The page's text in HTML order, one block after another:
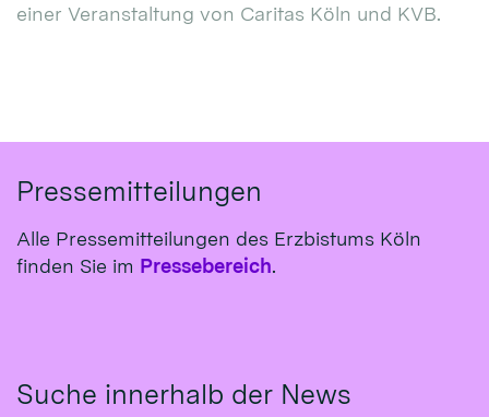
einer Veranstaltung von Caritas Köln und KVB.
Pressemitteilungen
Alle Pressemitteilungen des Erzbistums Köln
finden Sie im Pressebereich.
Suche innerhalb der News